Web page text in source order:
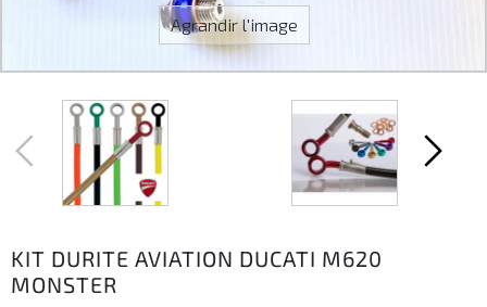
Agrandir l'image
KIT DURITE AVIATION DUCATI M620
MONSTER